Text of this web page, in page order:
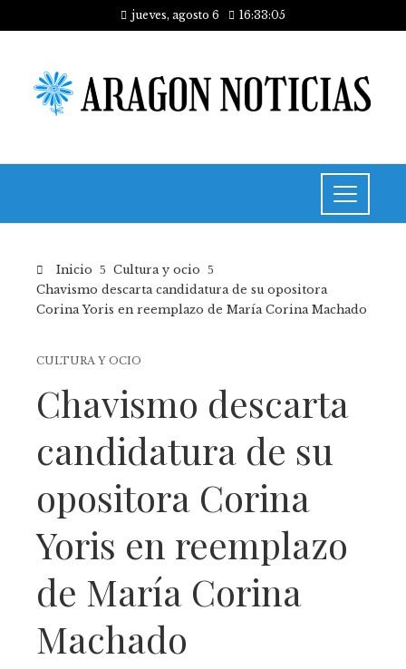
jueves, agosto 6 16:33:06
Inicio
Cultura y ocio
Chavismo descarta candidatura de su opositora
Corina Yoris en reemplazo de María Corina Machado
CULTURA Y OCIO
Chavismo descarta
candidatura de su
opositora Corina
Yoris en reemplazo
de María Corina
Machado